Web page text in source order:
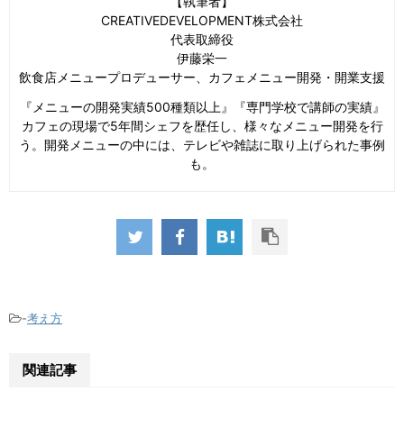
CREATIVEDEVELOPMENT株式会社
代表取締役
伊藤栄一
飲食店メニュープロデューサー、カフェメニュー開発・開業支援
『メニューの開発実績500種類以上』『専門学校で講師の実績』
カフェの現場で5年間シェフを歴任し、様々なメニュー開発を行
う。開発メニューの中には、テレビや雑誌に取り上げられた事例
も。
-考え方
関連記事